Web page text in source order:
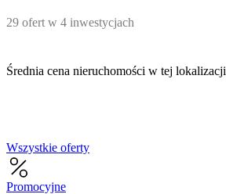
29 ofert w 4 inwestycjach
Średnia cena nieruchomości w tej lokalizacji
Wszystkie oferty
Promocyjne